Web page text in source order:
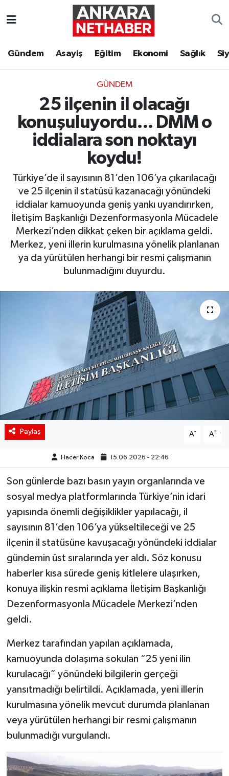
Gündem Asayiş Eğitim Ekonomi Sağlık
GÜNDEM
25 ilçenin il olacağı
konuşuluyordu... DMM o
iddialara son noktayı
koydu!
Türkiye’de il sayısının 81’den 106’ya çıkarılacağı
ve 25 ilçenin il statüsü kazanacağı yönündeki
iddialar kamuoyunda geniş yankı uyandırırken,
İletişim Başkanlığı Dezenformasyonla Mücadele
Merkezi’nden dikkat çeken bir açıklama geldi.
Merkez, yeni illerin kurulmasına yönelik planlanan
ya da yürütülen herhangi bir resmi çalışmanın
bulunmadığını duyurdu.
Paylaş A- A+
Hacer Koca 15.06.2026 - 22:46
Son günlerde bazı basın yayın organlarında ve
sosyal medya platformlarında Türkiye’nin idari
yapısında önemli değişiklikler yapılacağı, il
sayısının 81’den 106’ya yükseltileceği ve 25
ilçenin il statüsüne kavuşacağı yönündeki iddialar
gündemin üst sıralarında yer aldı. Söz konusu
haberler kısa sürede geniş kitlelere ulaşırken,
konuya ilişkin resmi açıklama İletişim Başkanlığı
Dezenformasyonla Mücadele Merkezi’nden
geldi.
Merkez tarafından yapılan açıklamada,
kamuoyunda dolaşıma sokulan “25 yeni ilin
kurulacağı” yönündeki bilgilerin gerçeği
yansıtmadığı belirtildi. Açıklamada, yeni illerin
kurulmasına yönelik mevcut durumda planlanan
veya yürütülen herhangi bir resmi çalışmanın
bulunmadığı vurgulandı.
Ekonomi
Gündem
Resmi İlanlar
Sağlık
Siyaset
Ankara Hava Durumu
Tüm Manşetler
Son Dakika Haberleri